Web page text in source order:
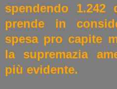
spendendo
prende in
spesa pro capite
la supremazia
più evidente.